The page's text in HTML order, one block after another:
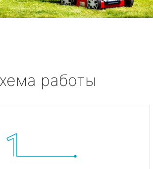
работы